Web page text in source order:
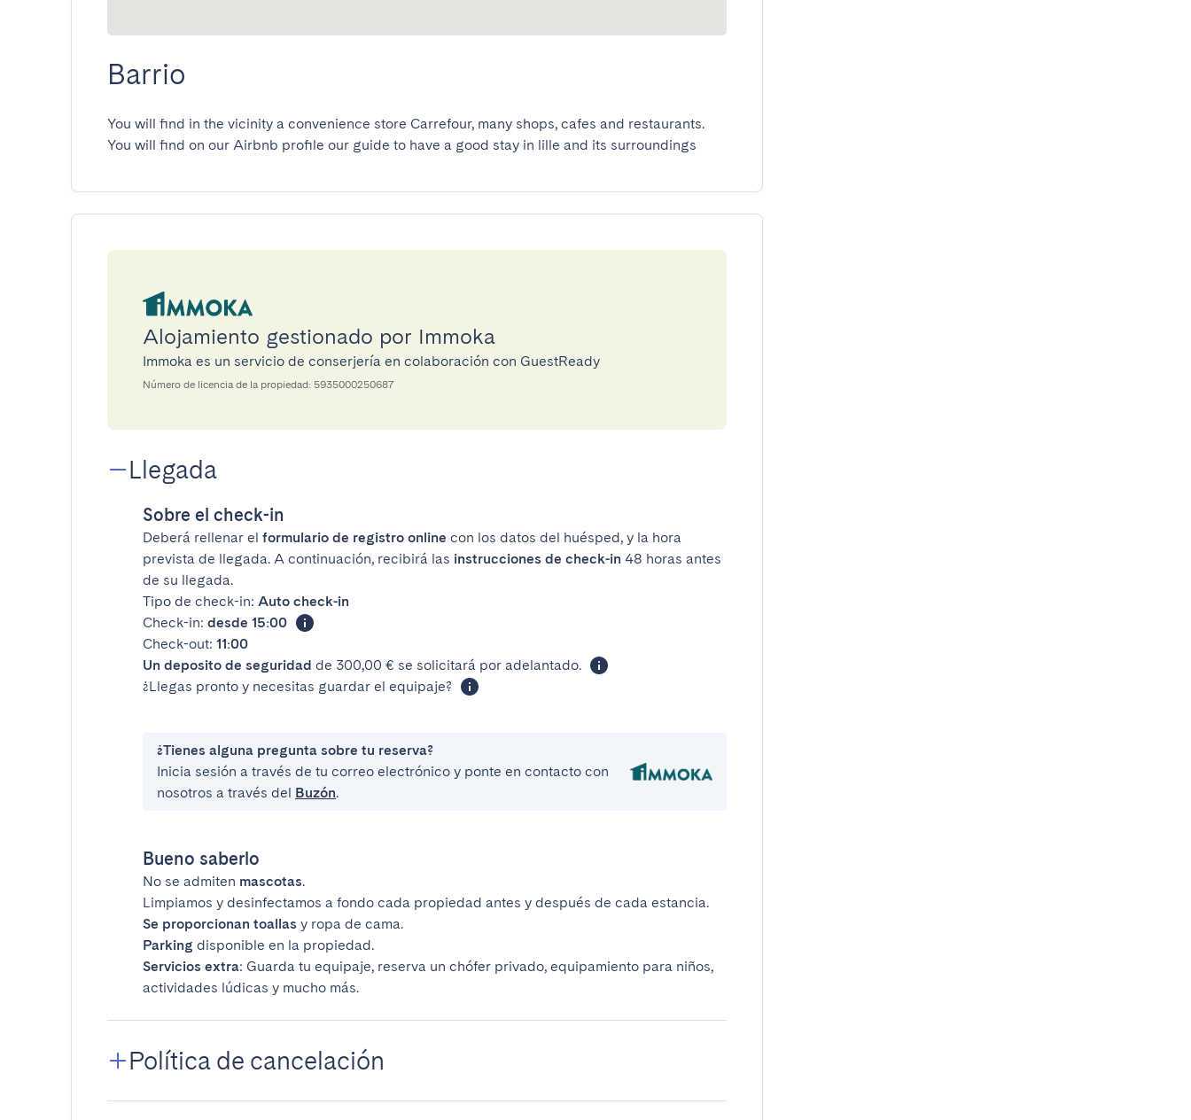
Barrio
You will find in the vicinity a convenience store Carrefour, many shops, cafes and restaurants.
You will find on our Airbnb profile our guide to have a good stay in lille and its surroundings
Alojamiento gestionado por Immoka
Immoka es un servicio de conserjería en colaboración con GuestReady
Número de licencia de la propiedad: 5935000250687
Llegada
Sobre el check-in
Deberá rellenar el formulario de registro online con los datos del huésped, y la hora
prevista de llegada. A continuación, recibirá las instrucciones de check-in 48 horas antes
de su llegada.
Tipo de check-in: Auto check-in
Check-in: desde 15:00
Check-out: 11:00
Un deposito de seguridad de 300,00 € se solicitará por adelantado.
¿Llegas pronto y necesitas guardar el equipaje?
¿Tienes alguna pregunta sobre tu reserva?
Inicia sesión a través de tu correo electrónico y ponte en contacto con
nosotros a través del Buzón.
Bueno saberlo
No se admiten mascotas.
Limpiamos y desinfectamos a fondo cada propiedad antes y después de cada estancia.
Se proporcionan toallas y ropa de cama.
Parking disponible en la propiedad.
Servicios extra: Guarda tu equipaje, reserva un chófer privado, equipamiento para niños,
actividades lúdicas y mucho más.
Política de cancelación